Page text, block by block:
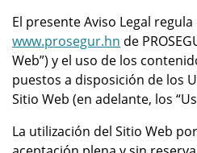
El presente Aviso Legal
www.prosegur.hn de
Web”) y el uso de los
puestos a disposición de los
Sitio Web (en adelante, los
La utilización del Sitio Web